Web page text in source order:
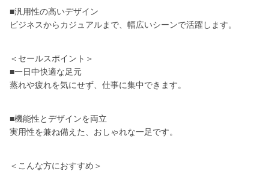
■汎用性の高いデザイン
ビジネスからカジュアルまで、幅広いシーンで活躍します。
＜セールスポイント＞
■一日中快適な足元
蒸れや疲れを気にせず、仕事に集中できます。
■機能性とデザインを両立
実用性を兼ね備えた、おしゃれな一足です。
＜こんな方におすすめ＞